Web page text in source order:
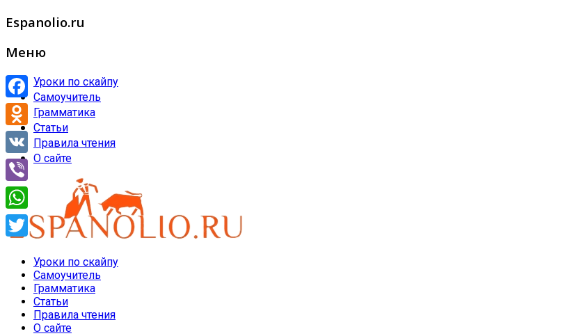
Espanolio.ru
Меню
Уроки по скайпу
Самоучитель
Грамматика
Статьи
Правила чтения
О сайте
Уроки по скайпу
Самоучитель
Грамматика
Статьи
Правила чтения
О сайте
Facebook
Odnoklassniki
VK
Viber
WhatsApp